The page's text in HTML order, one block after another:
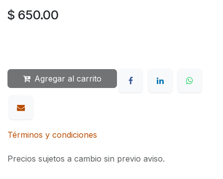
$ 650.00
Agregar al carrito
Términos y condiciones
Precios sujetos a cambio sin previo aviso.